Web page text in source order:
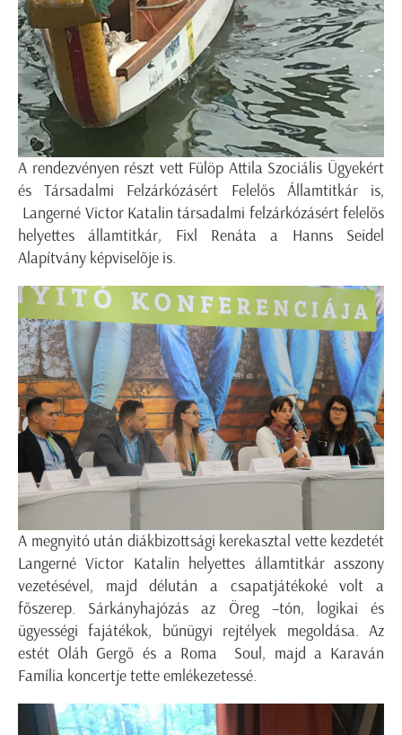
A rendezvényen részt vett Fülöp Attila Szociális Ügyekért
és Társadalmi Felzárkózásért Felelős Államtitkár is,
Langerné Victor Katalin társadalmi felzárkózásért felelős
helyettes államtitkár, Fixl Renáta a Hanns Seidel
Alapítvány képviselője is.
A megnyitó után diákbizottsági kerekasztal vette kezdetét
Langerné Victor Katalin helyettes államtitkár asszony
vezetésével, majd délután a csapatjátékoké volt a
főszerep. Sárkányhajózás az Öreg –tón, logikai és
ügyességi fajátékok, bűnügyi rejtélyek megoldása. Az
estét Oláh Gergő és a Roma Soul, majd a Karaván
Família koncertje tette emlékezetessé.